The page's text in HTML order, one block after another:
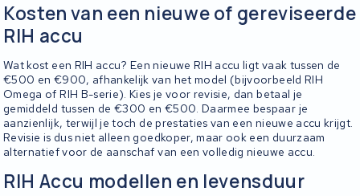
Kosten van een nieuwe of gereviseerde
RIH accu
Wat kost een RIH accu? Een nieuwe RIH accu ligt vaak tussen de
€500 en €900, afhankelijk van het model (bijvoorbeeld RIH
Omega of RIH B-serie). Kies je voor revisie, dan betaal je
gemiddeld tussen de €300 en €500. Daarmee bespaar je
aanzienlijk, terwijl je toch de prestaties van een nieuwe accu krijgt.
Revisie is dus niet alleen goedkoper, maar ook een duurzaam
alternatief voor de aanschaf van een volledig nieuwe accu.
RIH Accu modellen en levensduur